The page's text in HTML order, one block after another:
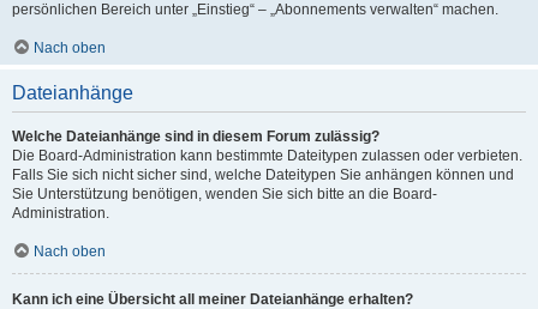
persönlichen Bereich unter „Einstieg“ – „Abonnements verwalten“ machen.
Nach oben
Dateianhänge
Welche Dateianhänge sind in diesem Forum zulässig?
Die Board-Administration kann bestimmte Dateitypen zulassen oder verbieten.
Falls Sie sich nicht sicher sind, welche Dateitypen Sie anhängen können und
Sie Unterstützung benötigen, wenden Sie sich bitte an die Board-
Administration.
Nach oben
Kann ich eine Übersicht all meiner Dateianhänge erhalten?